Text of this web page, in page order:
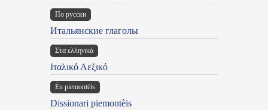
По русски
Итальянские глаголы
Στα ελληνικά
Ιταλικό Λεξικό
Ën piemontèis
Dissionari piemontèis